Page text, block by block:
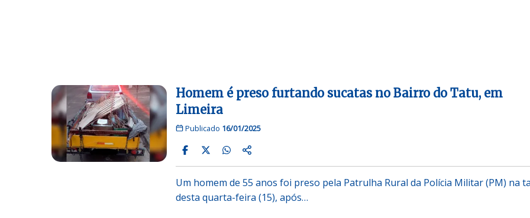
Homem é preso furtando sucatas no Bairro do Tatu, em
Limeira
Publicado 16/01/2025
Um homem de 55 anos foi preso pela Patrulha Rural da Polícia Militar (PM) na
desta quarta-feira (15), após…